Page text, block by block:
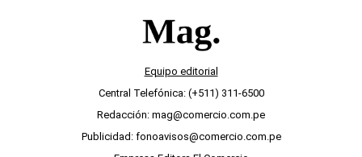
Equipo editorial
Central Telefónica: (+511) 311-6500
Redacción: mag@comercio.com.pe
Publicidad: fonoavisos@comercio.com.pe